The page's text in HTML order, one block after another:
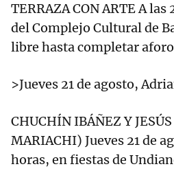
TERRAZA CON ARTE A
del Complejo Cultural de
libre hasta completar
>Jueves 21 de agosto,
CHUCHÍN IBÁÑEZ Y
MARIACHI) Jueves 21 de
horas, en fiestas de